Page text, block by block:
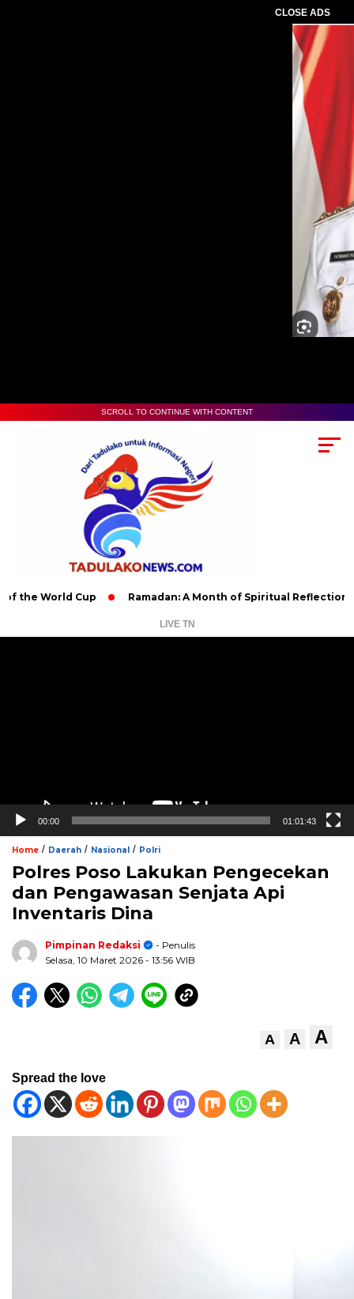
CLOSE ADS
SCROLL TO CONTINUE WITH CONTENT
Cup Ramadan: A Month of Spiritual Reflection,
LIVE TN
00:00 01:01:43
Home / Daerah / Nasional / Polri
Polres Poso Lakukan Pengecekan
dan Pengawasan Senjata Api
Inventaris Dina
Pimpinan Redaksi
- Penulis
Selasa, 10 Maret 2026 - 13:56 WIB
A A A
Spread the love